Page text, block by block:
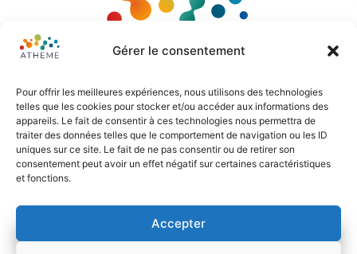
Gérer le consentement
Pour offrir les meilleures expériences, nous utilisons des technologies
telles que les cookies pour stocker et/ou accéder aux informations des
appareils. Le fait de consentir à ces technologies nous permettra de
traiter des données telles que le comportement de navigation ou les ID
uniques sur ce site. Le fait de ne pas consentir ou de retirer son
consentement peut avoir un effet négatif sur certaines caractéristiques
et fonctions.
Accepter